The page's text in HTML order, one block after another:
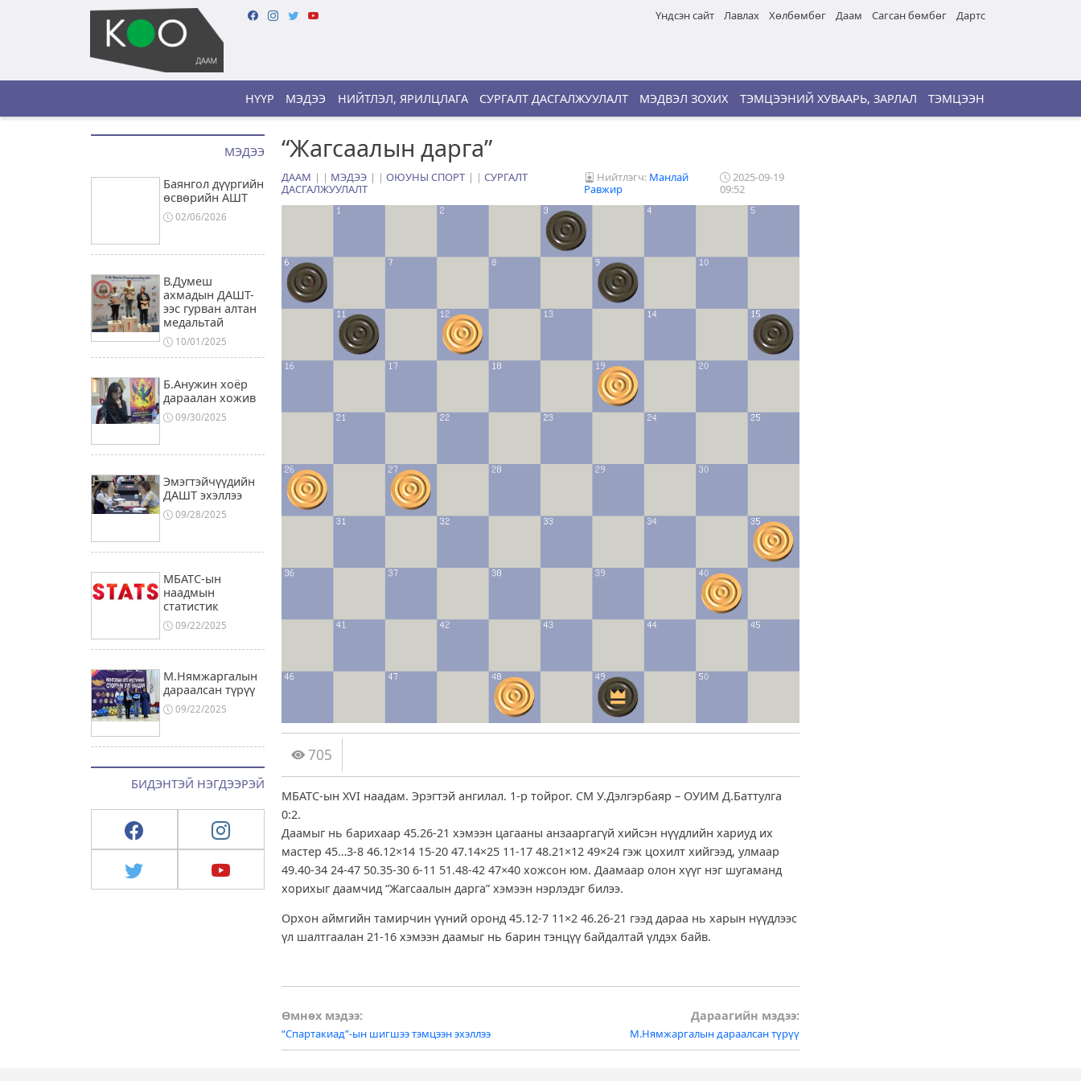
Үндсэн сайт Лавлах Хөлбөмбөг Даам Сагсан бөмбөг Дартс
НҮҮР МЭДЭЭ НИЙТЛЭЛ, ЯРИЛЦЛАГА СУРГАЛТ ДАСГАЛЖУУЛАЛТ МЭДВЭЛ ЗОХИХ ТЭМЦЭЭНИЙ ХУВААРЬ, ЗАРЛАЛ ТЭМЦЭЭН
МЭДЭЭ
Баянгол дүүргийн
өсвөрийн АШТ
02/06/2026
В.Думеш
ахмадын ДАШТ-
ээс гурван алтан
медальтай
10/01/2025
Б.Анужин хоёр
дараалан хожив
09/30/2025
Эмэгтэйчүүдийн
ДАШТ эхэллээ
09/28/2025
МБАТС-ын
наадмын
статистик
09/22/2025
М.Нямжаргалын
дараалсан түрүү
09/22/2025
БИДЭНТЭЙ НЭГДЭЭРЭЙ
“Жагсаалын дарга”
ДААМ | МЭДЭЭ |ОЮУНЫ СПОРТ |СУРГАЛТ
ДАСГАЛЖУУЛАЛТ
Нийтлэгч: Манлай
Равжир
2025-09-19
09:52
705
МБАТС-ын XVI наадам. Эрэгтэй ангилал. 1-р тойрог. СМ У.Дэлгэрбаяр – ОУИМ Д.Баттулга
0:2.
Даамыг нь барихаар 45.26-21 хэмээн цагааны анзааргагүй хийсэн нүүдлийн хариуд их
мастер 45…3-8 46.12×14 15-20 47.14×25 11-17 48.21×12 49×24 гэж цохилт хийгээд, улмаар
49.40-34 24-47 50.35-30 6-11 51.48-42 47×40 хожсон юм. Даамаар олон хүүг нэг шугаманд
хорихыг даамчид “Жагсаалын дарга” хэмээн нэрлэдэг билээ.
Орхон аймгийн тамирчин үүний оронд 45.12-7 11×2 46.26-21 гээд дараа нь харын нүүдлээс
үл шалтгаалан 21-16 хэмээн даамыг нь барин тэнцүү байдалтай үлдэх байв.
Post
navigation
Өмнөх мэдээ:
“Спартакиад”-ын шигшээ тэмцээн эхэллээ
Дараагийн мэдээ:
М.Нямжаргалын дараалсан түрүү